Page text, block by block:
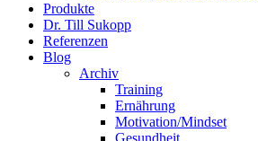
Produkte
Dr. Till Sukopp
Referenzen
Blog
Archiv
Training
Ernährung
Motivation/Mindset
Gesundheit